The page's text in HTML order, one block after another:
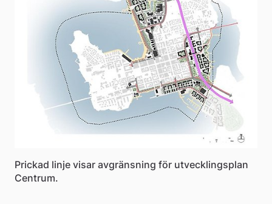
Prickad linje visar avgränsning för utvecklingsplan
Centrum.